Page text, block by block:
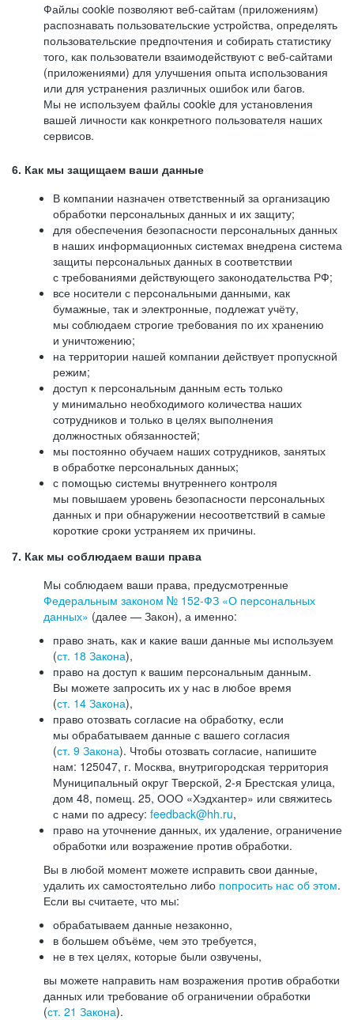
Файлы cookie позволяют веб-сайтам (приложениям)
распознавать пользовательские устройства, определять
пользовательские предпочтения и собирать статистику
того, как пользователи взаимодействуют с веб-сайтами
(приложениями) для улучшения опыта использования
или для устранения различных ошибок или багов.
Мы не используем файлы cookie для установления
вашей личности как конкретного пользователя наших
сервисов.
6. Как мы защищаем ваши данные
В компании назначен ответственный за организацию
обработки персональных данных и их защиту;
для обеспечения безопасности персональных данных
в наших информационных системах внедрена система
защиты персональных данных в соответствии
с требованиями действующего законодательства РФ;
все носители с персональными данными, как
бумажные, так и электронные, подлежат учёту,
мы соблюдаем строгие требования по их хранению
и уничтожению;
на территории нашей компании действует пропускной
режим;
доступ к персональным данным есть только
у минимально необходимого количества наших
сотрудников и только в целях выполнения
должностных обязанностей;
мы постоянно обучаем наших сотрудников, занятых
в обработке персональных данных;
с помощью системы внутреннего контроля
мы повышаем уровень безопасности персональных
данных и при обнаружении несоответствий в самые
короткие сроки устраняем их причины.
7. Как мы соблюдаем ваши права
Мы соблюдаем ваши права, предусмотренные
Федеральным законом № 152-ФЗ «О персональных
данных» (далее — Закон), а именно:
право знать, как и какие ваши данные мы используем
(ст. 18 Закона),
право на доступ к вашим персональным данным.
Вы можете запросить их у нас в любое время
(ст. 14 Закона),
право отозвать согласие на обработку, если
мы обрабатываем данные с вашего согласия
(ст. 9 Закона). Чтобы отозвать согласие, напишите
нам: 125047, г. Москва, внутригородская территория
Муниципальный округ Тверской, 2-я Брестская улица,
дом 48, помещ. 25, ООО «Хэдхантер» или свяжитесь
с нами по адресу: feedback@hh.ru,
право на уточнение данных, их удаление, ограничение
обработки или возражение против обработки.
Вы в любой момент можете исправить свои данные,
удалить их самостоятельно либо попросить нас об этом.
Если вы считаете, что мы:
обрабатываем данные незаконно,
в большем объёме, чем это требуется,
не в тех целях, которые были озвучены,
вы можете направить нам возражения против обработки
данных или требование об ограничении обработки
(ст. 21 Закона).